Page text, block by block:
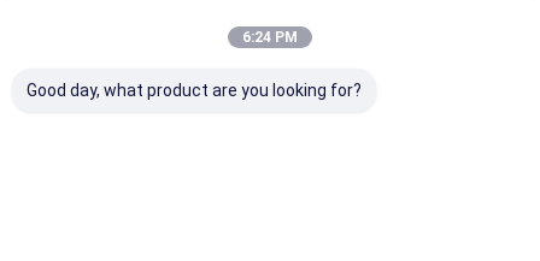
6:24 PM
Good day, what product are you looking for?